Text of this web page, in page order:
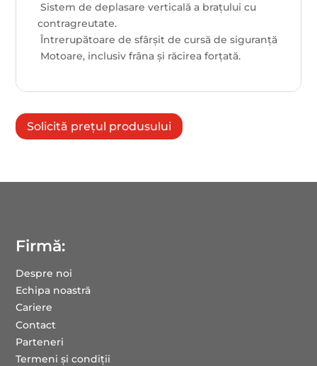
 Sistem de deplasare verticală a brațului cu
contragreutate.
 Întrerupătoare de sfârşit de cursă de siguranță
 Motoare, inclusiv frâna și răcirea forțată.
Solicită prețul produsului
Firmă:
Despre noi
Echipa noastră
Cariere
Contact
Parteneri
Termeni și condiții